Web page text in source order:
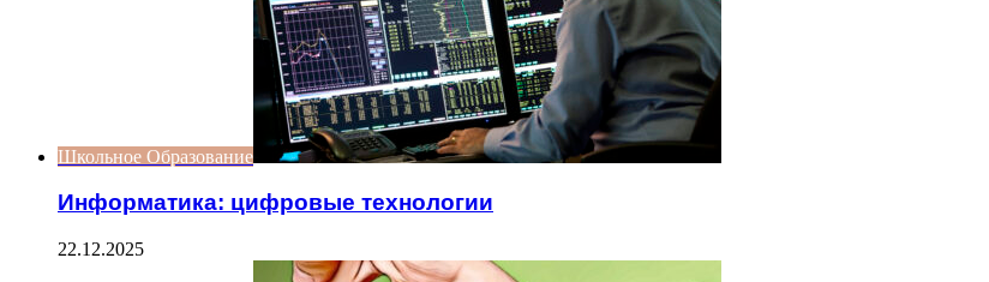
Школьное Образование
Информатика: цифровые технологии
22.12.2025